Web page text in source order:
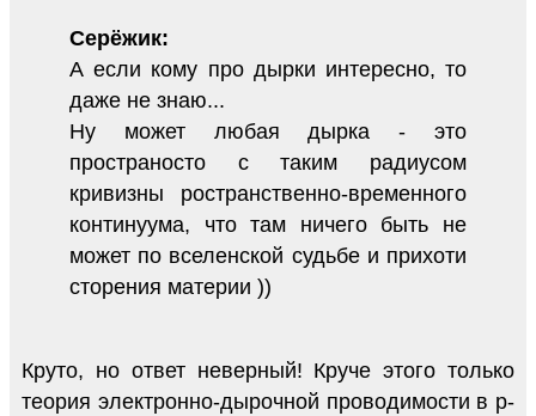
Серёжик:
А если кому про дырки интересно, то
даже не знаю...
Ну может любая дырка - это
пространосто с таким радиусом
кривизны ространственно-временного
континуума, что там ничего быть не
может по вселенской судьбе и прихоти
сторения материи ))
Круто, но ответ неверный! Круче этого только
теория электронно-дырочной проводимости в p-